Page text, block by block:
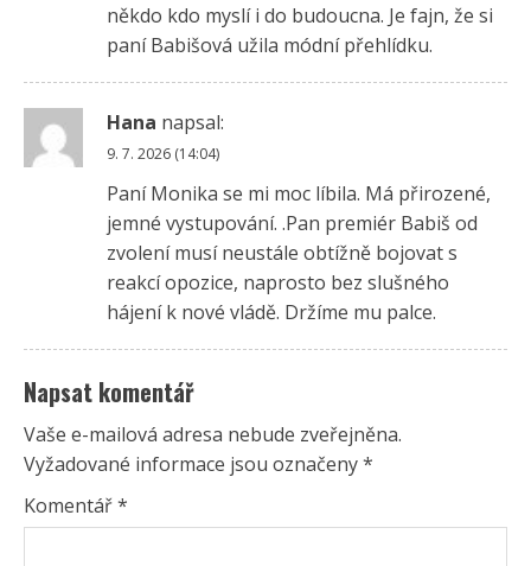
někdo kdo myslí i do budoucna. Je fajn, že si
paní Babišová užila módní přehlídku.
Hana napsal:
9. 7. 2026 (14:04)
Paní Monika se mi moc líbila. Má přirozené,
jemné vystupování. .Pan premiér Babiš od
zvolení musí neustále obtížně bojovat s
reakcí opozice, naprosto bez slušného
hájení k nové vládě. Držíme mu palce.
Napsat komentář
Vaše e-mailová adresa nebude zveřejněna.
Vyžadované informace jsou označeny*
Komentář*